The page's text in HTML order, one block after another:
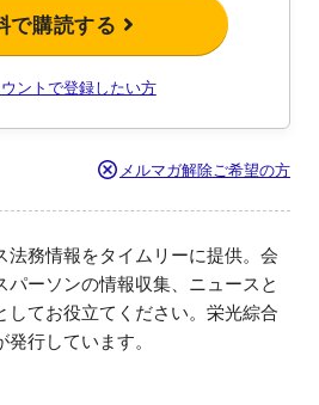
で購読する
ントで登録したい方
メルマガ解除ご希望の方
法務情報をタイムリーに提供。会
ーソンの情報収集、ニュースと
してお役立てください。栄光綜合
行しています。